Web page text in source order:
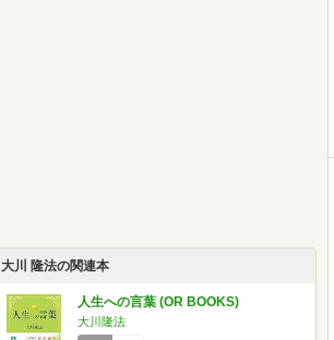
大川 隆法の関連本
人生への言葉 (OR BOOKS)
大川隆法